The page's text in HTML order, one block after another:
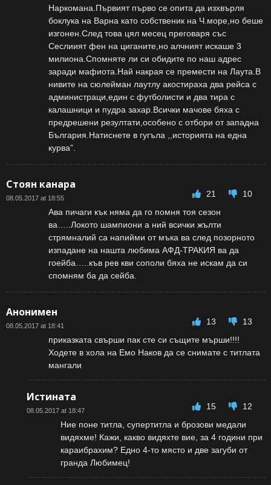
Наркомана.Първият първо се опита да изхвърля
боклука на Варна като собственик на Ч.море,но беше
изгонен.След това цял месец преговаря със
Сеслиият фен на циганите,но алчният искаше 3
милиона.Спомняте ли си обидите по наш адрес
заради мафиота.Най накрая се премести на Лаута.В
нивите на сюлейман лаутлу акостираха два рейса с
администраци,един с футболисти и два тира с
калашници и пудра захар.Всички мачове бяха с
предрешени резултати,особено с отбори от западна
България.Натиснете в гугъла ,,историята на една
курва”.
Стоян канара
08.05.2017 at 18:55 21
10
Ава пичаги кък няма да го помня тоя сезон
ва…..Локото шампиони а ний всички жълти
стрямналий са напийми от мъка ва след позорното
изпадане на нашта любима АФД-ТРАКИЯ ва да
гоейба…..къв рев кви сополи бяха не искам да си
спомням ба да сейба.
Анонимен
08.05.2017 at 18:41 13
13
приказката свърши пак сте си същите мърши!!!!
Ходете в хола на Емо Наков да се снимате с титлата
мангали
Истината
08.05.2017 at 18:47 15
12
Ние поне титла, супертитла и брозови медали
видяхме! Кажи, какво видяхте вие, за 4 години при
караибрахим? Едно 4-то място и две загуби от
гранда Любимец!